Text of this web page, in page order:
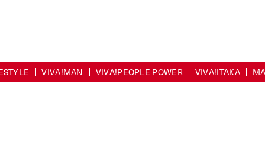
VIVA!MAN VIVA!PEOPLE POWER VIVA!ITAKA